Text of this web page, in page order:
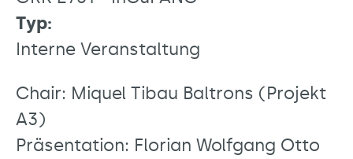
Typ:
Interne Veranstaltung
Chair: Miquel Tibau Baltrons (Projekt
A3)
Präsentation: Florian Wolfgang Otto